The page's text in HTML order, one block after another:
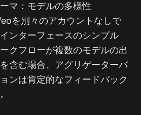
マ：モデルの多様性
を別々のアカウントなしで
ンターフェースのシンプル
クフローが複数のモデルの出
含む場合、アグリゲーターバ
ンは肯定的なフィードバック